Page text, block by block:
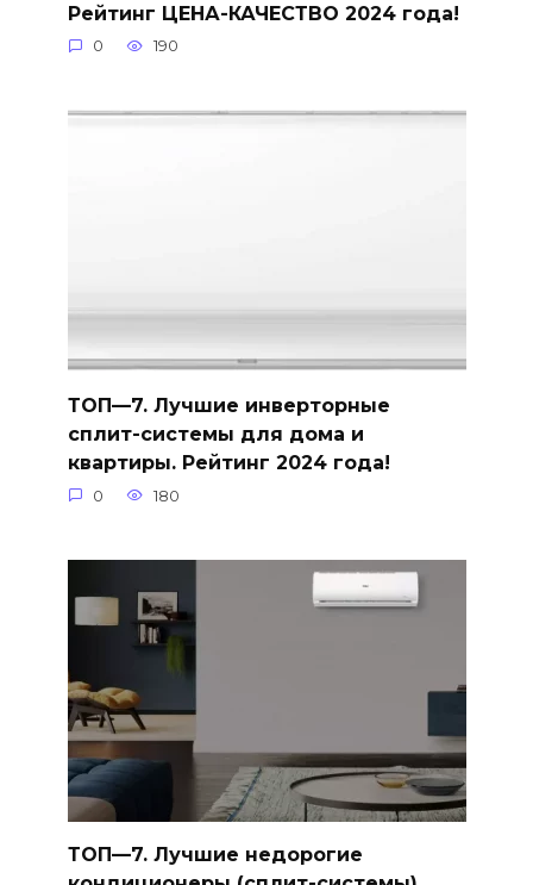
Рейтинг ЦЕНА-КАЧЕСТВО 2024 года!
0 190
ТОП—7. Лучшие инверторные
сплит-системы для дома и
квартиры. Рейтинг 2024 года!
0 180
ТОП—7. Лучшие недорогие